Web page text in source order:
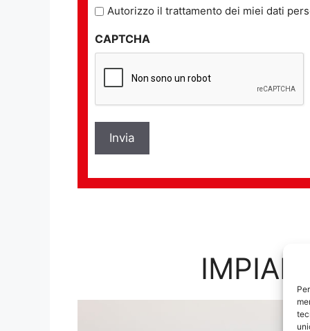
l'informativa
privacy
Autorizzo il trattamento dei miei dati
CAPTCHA